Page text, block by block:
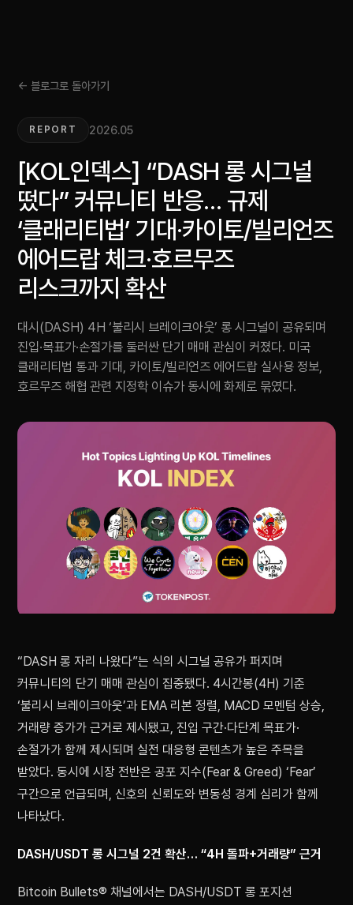
← 블로그로 돌아가기
REPORT 2026.05
[KOL인덱스] “DASH 롱 시그널
떴다” 커뮤니티 반응… 규제
‘클래리티법’ 기대·카이토/빌리언즈
에어드랍 체크·호르무즈
리스크까지 확산
대시(DASH) 4H ‘불리시 브레이크아웃’ 롱 시그널이 공유되며
진입·목표가·손절가를 둘러싼 단기 매매 관심이 커졌다. 미국
클래리티법 통과 기대, 카이토/빌리언즈 에어드랍 실사용 정보,
호르무즈 해협 관련 지정학 이슈가 동시에 화제로 묶였다.
“DASH 롱 자리 나왔다”는 식의 시그널 공유가 퍼지며
커뮤니티의 단기 매매 관심이 집중됐다. 4시간봉(4H) 기준
‘불리시 브레이크아웃’과 EMA 리본 정렬, MACD 모멘텀 상승,
거래량 증가가 근거로 제시됐고, 진입 구간·다단계 목표가·
손절가가 함께 제시되며 실전 대응형 콘텐츠가 높은 주목을
받았다. 동시에 시장 전반은 공포 지수(Fear & Greed) ‘Fear’
구간으로 언급되며, 신호의 신뢰도와 변동성 경계 심리가 함께
나타났다.
DASH/USDT 롱 시그널 2건 확산… “4H 돌파+거래량” 근거
Bitcoin Bullets® 채널에서는 DASH/USDT 롱 포지션